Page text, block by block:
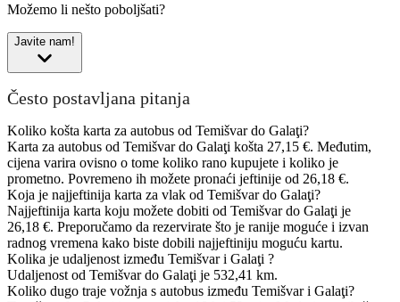
Možemo li nešto poboljšati?
Javite nam!
Često postavljana pitanja
Koliko košta karta za autobus od Temišvar do Galaţi?
Karta za autobus od Temišvar do Galaţi košta 27,15 €. Međutim,
cijena varira ovisno o tome koliko rano kupujete i koliko je
prometno. Povremeno ih možete pronaći jeftinije od 26,18 €.
Koja je najjeftinija karta za vlak od Temišvar do Galaţi?
Najjeftinija karta koju možete dobiti od Temišvar do Galaţi je
26,18 €. Preporučamo da rezervirate što je ranije moguće i izvan
radnog vremena kako biste dobili najjeftiniju moguću kartu.
Kolika je udaljenost između Temišvar i Galaţi ?
Udaljenost od Temišvar do Galaţi je 532,41 km.
Koliko dugo traje vožnja s autobus između Temišvar i Galaţi?